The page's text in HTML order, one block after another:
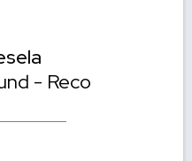
- Reco